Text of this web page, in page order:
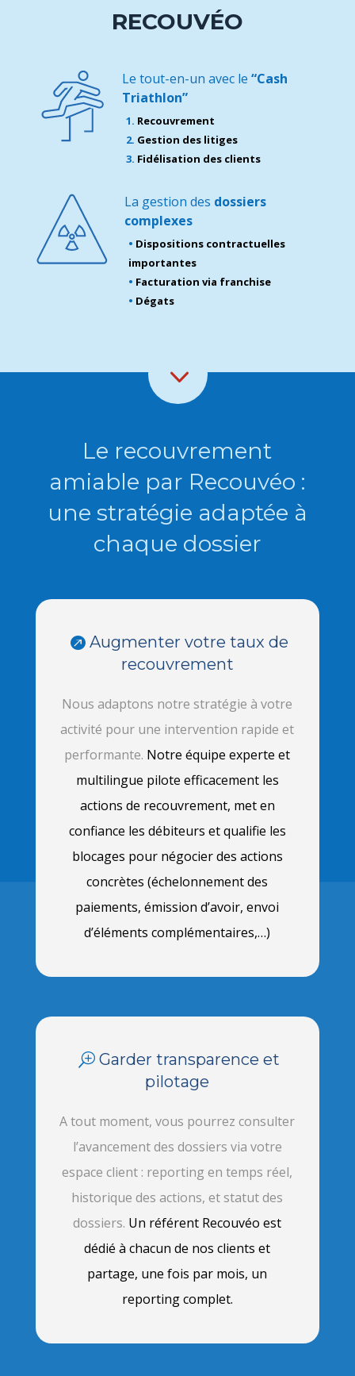
RECOUVÉO
Le tout-en-un avec le “Cash
Triathlon”
1. Recouvrement
2. Gestion des litiges
3. Fidélisation des clients
La gestion des dossiers
complexes
• Dispositions contractuelles
importantes
• Facturation via franchise
• Dégats
Le recouvrement
amiable par Recouvéo :
une stratégie adaptée à
chaque dossier
Augmenter votre taux de
recouvrement
Nous adaptons notre stratégie à votre
activité pour une intervention rapide et
performante. Notre équipe experte et
multilingue pilote efficacement les
actions de recouvrement, met en
confiance les débiteurs et qualifie les
blocages pour négocier des actions
concrètes (échelonnement des
paiements, émission d’avoir, envoi
d’éléments complémentaires,…)
Garder transparence et
pilotage
A tout moment, vous pourrez consulter
l’avancement des dossiers via votre
espace client : reporting en temps réel,
historique des actions, et statut des
dossiers. Un référent Recouvéo est
dédié à chacun de nos clients et
partage, une fois par mois, un
reporting complet.